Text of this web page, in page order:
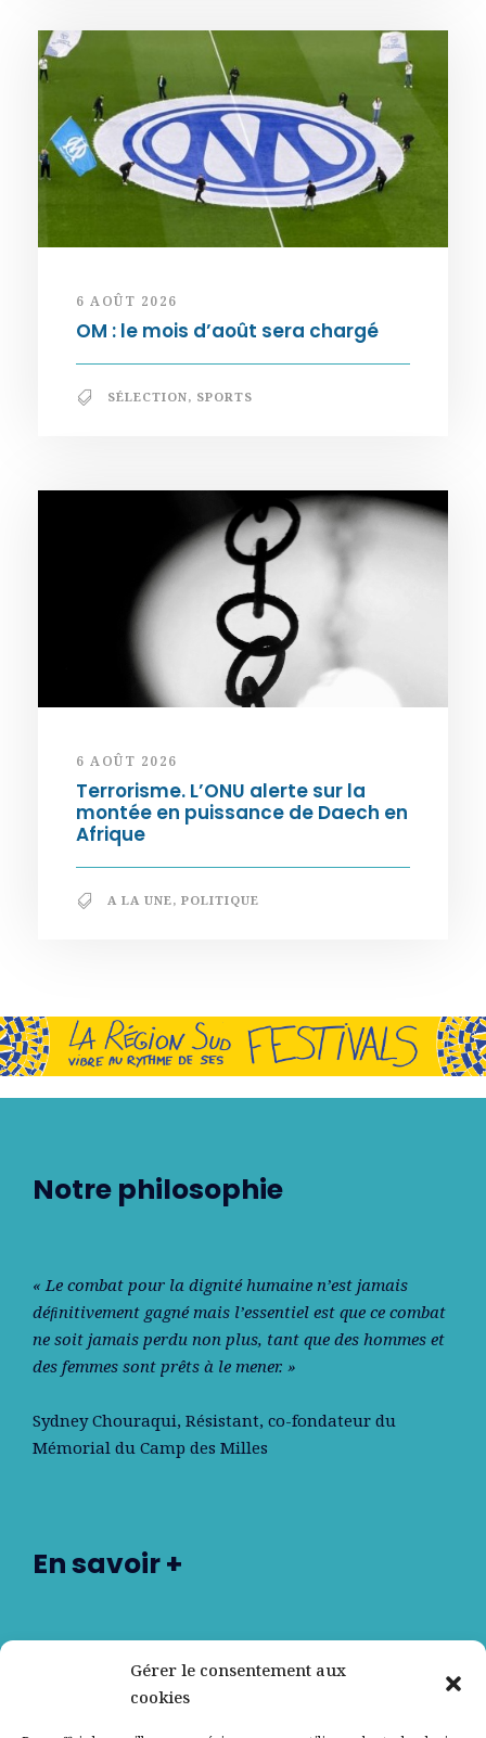
Gérer le consentement aux
cookies
6 AOÛT 2026
OM : le mois d’août sera chargé
SÉLECTION, SPORTS
6 AOÛT 2026
Terrorisme. L’ONU alerte sur la
montée en puissance de Daech en
Afrique
A LA UNE, POLITIQUE
Notre philosophie
« Le combat pour la dignité humaine n’est jamais
déﬁnitivement gagné mais l’essentiel est que ce combat
ne soit jamais perdu non plus, tant que des hommes et
des femmes sont prêts à le mener. »
Sydney Chouraqui, Résistant, co-fondateur du
Mémorial du Camp des Milles
En savoir +